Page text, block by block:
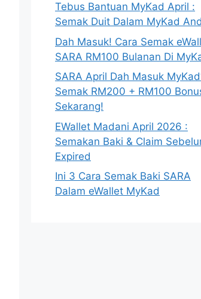
Tebus Bantuan MyKad April :
Semak Duit Dalam MyKad
Dah Masuk! Cara Semak
SARA RM100 Bulanan Di
SARA April Dah Masuk
Semak RM200 + RM100
Sekarang!
EWallet Madani April 2026 :
Semakan Baki & Claim
Expired
Ini 3 Cara Semak Baki SARA
Dalam eWallet MyKad